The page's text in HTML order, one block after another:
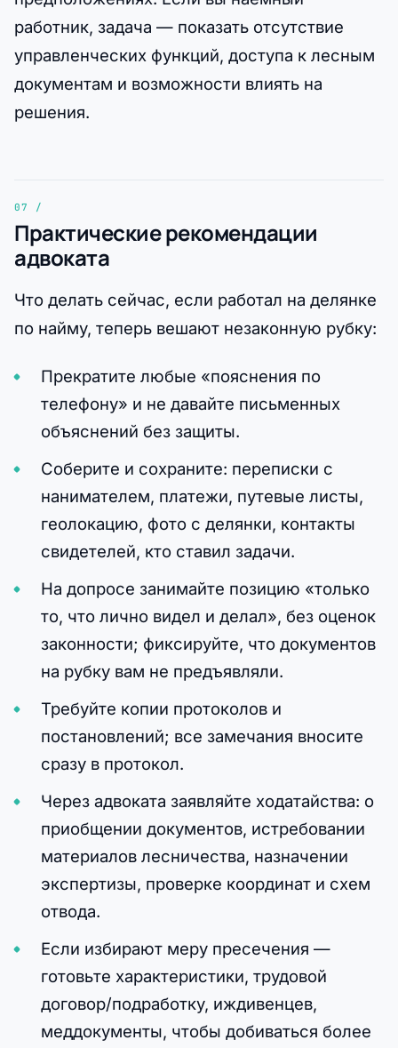
работник, задача — показать отсутствие
управленческих функций, доступа к лесным
документам и возможности влиять на
решения.
Практические рекомендации
адвоката
Что делать сейчас, если работал на делянке
по найму, теперь вешают незаконную рубку:
Прекратите любые «пояснения по
телефону» и не давайте письменных
объяснений без защиты.
Соберите и сохраните: переписки с
нанимателем, платежи, путевые листы,
геолокацию, фото с делянки, контакты
свидетелей, кто ставил задачи.
На допросе занимайте позицию «только
то, что лично видел и делал», без оценок
законности; фиксируйте, что документов
на рубку вам не предъявляли.
Требуйте копии протоколов и
постановлений; все замечания вносите
сразу в протокол.
Через адвоката заявляйте ходатайства: о
приобщении документов, истребовании
материалов лесничества, назначении
экспертизы, проверке координат и схем
отвода.
Если избирают меру пресечения —
готовьте характеристики, трудовой
договор/подработку, иждивенцев,
меддокументы, чтобы добиваться более